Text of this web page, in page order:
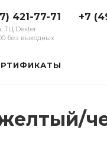
421-77-71
ТЦ Dexter
без выходных
+7